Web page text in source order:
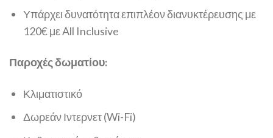
Υπάρχει δυνατότητα επιπλέον διανυκτέρευσης με
120€ με All Inclusive
Παροχές δωματίου:
Κλιματιστικό
Δωρεάν Ιντερνετ (Wi-Fi)